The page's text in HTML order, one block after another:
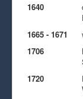
1640
1665 - 1671
1706
1720